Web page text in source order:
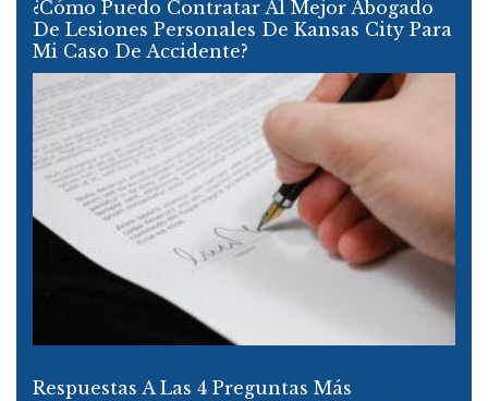
¿Cómo Puedo Contratar Al Mejor Abogado
De Lesiones Personales De Kansas City Para
Mi Caso De Accidente?
Respuestas A Las 4 Preguntas Más